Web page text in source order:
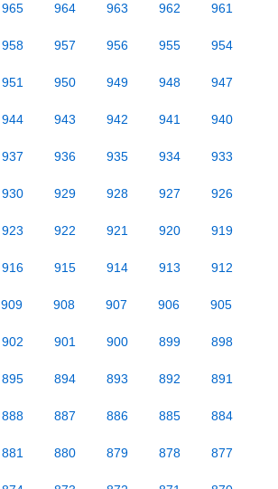
965 964 963 962 961
958 957 956 955 954
951 950 949 948 947
944 943 942 941 940
937 936 935 934 933
930 929 928 927 926
923 922 921 920 919
916 915 914 913 912
909 908 907 906 905
902 901 900 899 898
895 894 893 892 891
888 887 886 885 884
881 880 879 878 877